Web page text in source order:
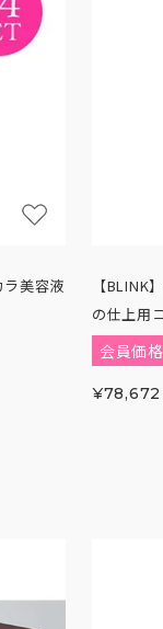
ラ美容液
【BLINK
の仕上用
会員価
¥78,672